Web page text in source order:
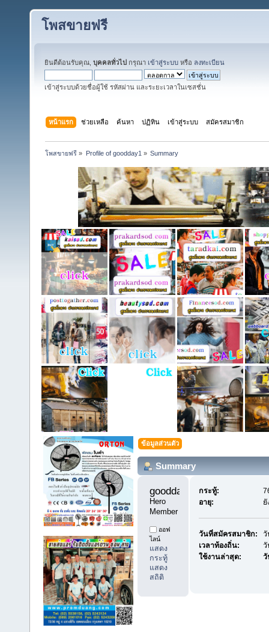
โพสขายฟรี
ยินดีต้อนรับคุณ, บุคคลทั่วไป กรุณา เข้าสู่ระบบ หรือ ลงทะเบียน
เข้าสู่ระบบด้วยชื่อผู้ใช้ รหัสผ่าน และระยะเวลาในเซสชั่น
หน้าแรก ช่วยเหลือ ค้นหา ปฏิทิน เข้าสู่ระบบ สมัครสมาชิก
โพสขายฟรี » Profile of goodday1 » Summary
ข้อมูลส่วนตัว
Summary
Hero
Member
ออฟ
ไลน์
แสดง
กระทู้
แสดง
สถิติ
กระทู้:
อายุ:
วันที่สมัครสมาชิก:
วั
เวลาท้องถิ่น:
วั
ใช้งานล่าสุด: